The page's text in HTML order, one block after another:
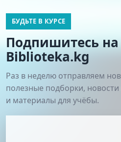
БУДЬТЕ В КУРСЕ
Подпишитесь
Biblioteka.kg
Раз в неделю отправляем
полезные подборки,
и материалы для учёбы.